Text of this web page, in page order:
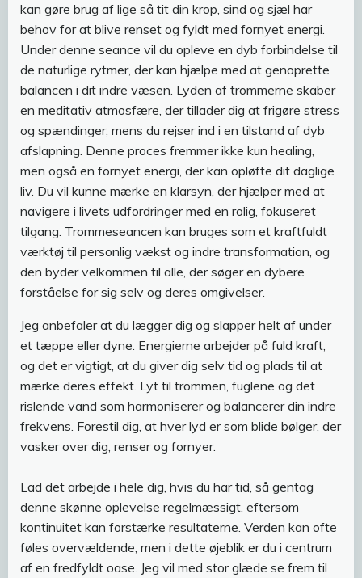
kan gøre brug af lige så tit din krop, sind og sjæl har
behov for at blive renset og fyldt med fornyet energi.
Under denne seance vil du opleve en dyb forbindelse til
de naturlige rytmer, der kan hjælpe med at genoprette
balancen i dit indre væsen. Lyden af trommerne skaber
en meditativ atmosfære, der tillader dig at frigøre stress
og spændinger, mens du rejser ind i en tilstand af dyb
afslapning. Denne proces fremmer ikke kun healing,
men også en fornyet energi, der kan opløfte dit daglige
liv. Du vil kunne mærke en klarsyn, der hjælper med at
navigere i livets udfordringer med en rolig, fokuseret
tilgang. Trommeseancen kan bruges som et kraftfuldt
værktøj til personlig vækst og indre transformation, og
den byder velkommen til alle, der søger en dybere
forståelse for sig selv og deres omgivelser.
Jeg anbefaler at du lægger dig og slapper helt af under
et tæppe eller dyne. Energierne arbejder på fuld kraft,
og det er vigtigt, at du giver dig selv tid og plads til at
mærke deres effekt. Lyt til trommen, fuglene og det
rislende vand som harmoniserer og balancerer din indre
frekvens. Forestil dig, at hver lyd er som blide bølger, der
vasker over dig, renser og fornyer.
Lad det arbejde i hele dig, hvis du har tid, så gentag
denne skønne oplevelse regelmæssigt, eftersom
kontinuitet kan forstærke resultaterne. Verden kan ofte
føles overvældende, men i dette øjeblik er du i centrum
af en fredfyldt oase. Jeg vil med stor glæde se frem til